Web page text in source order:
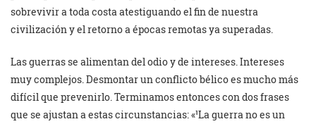
sobrevivir a toda costa atestiguando el fin de nuestra
civilización y el retorno a épocas remotas ya superadas.
Las guerras se alimentan del odio y de intereses. Intereses
muy complejos. Desmontar un conflicto bélico es mucho más
difícil que prevenirlo. Terminamos entonces con dos frases
que se ajustan a estas circunstancias: «¹La guerra no es un